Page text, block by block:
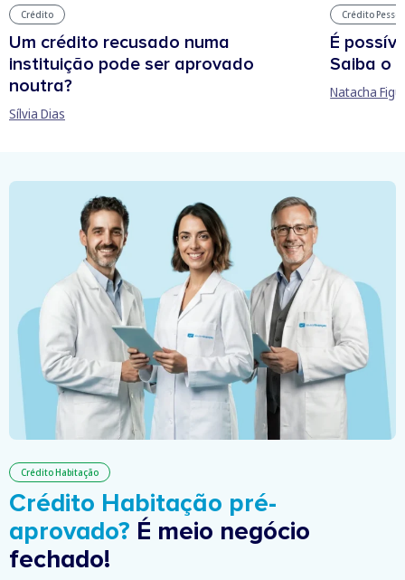
Crédito
Um crédito recusado numa
instituição pode ser aprovado
noutra?
Sílvia Dias
Crédito
É
Saiba o
Natacha
Crédito Habitação
Crédito Habitação pré-
aprovado? É meio negócio
fechado!